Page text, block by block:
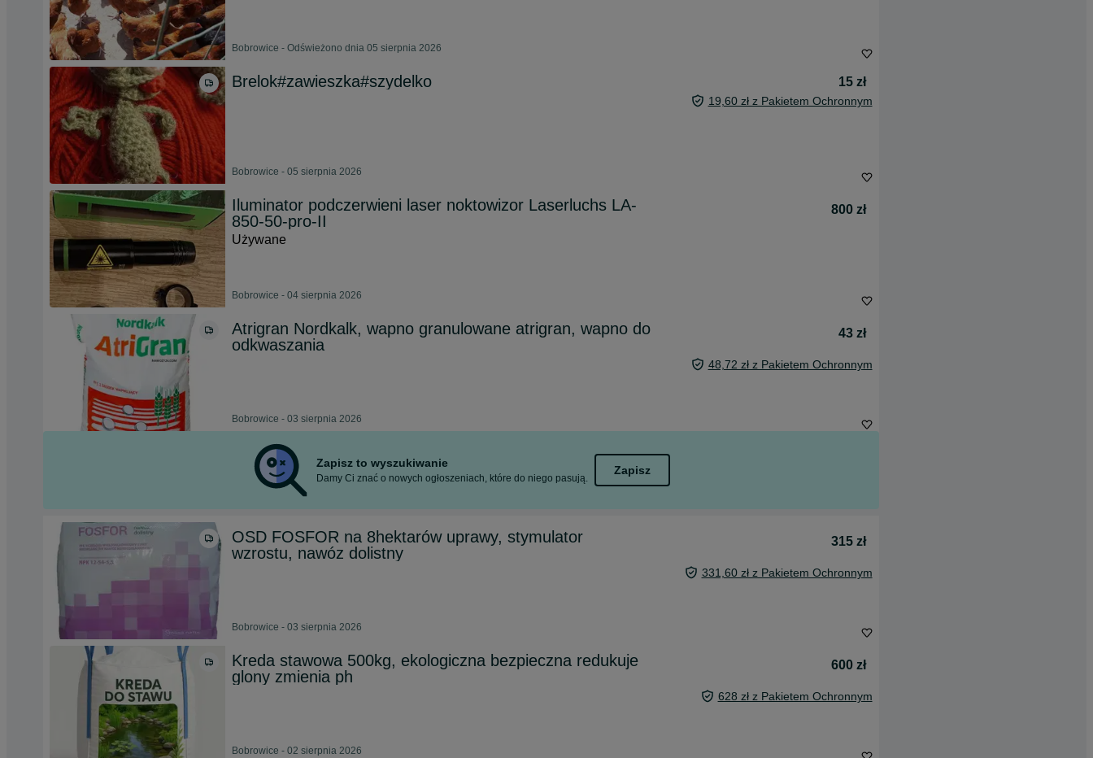
Bobrowice - Odświeżono dnia 05 sierpnia 2026
Brelok#zawieszka#szydelko 15 zł
19,60 zł z Pakietem Ochronnym
Bobrowice - 05 sierpnia 2026
Iluminator podczerwieni laser noktowizor Laserluchs LA-
850-50-pro-II
800 zł
Używane
Bobrowice - 04 sierpnia 2026
Atrigran Nordkalk, wapno granulowane atrigran, wapno do
odkwaszania
43 zł
48,72 zł z Pakietem Ochronnym
Bobrowice - 03 sierpnia 2026
Zapisz to wyszukiwanie
Damy Ci znać o nowych ogłoszeniach, które do niego pasują.
Zapisz
OSD FOSFOR na 8hektarów uprawy, stymulator
wzrostu, nawóz dolistny
315 zł
331,60 zł z Pakietem Ochronnym
Bobrowice - 03 sierpnia 2026
Kreda stawowa 500kg, ekologiczna bezpieczna redukuje
glony zmienia ph
600 zł
628 zł z Pakietem Ochronnym
Bobrowice - 02 sierpnia 2026